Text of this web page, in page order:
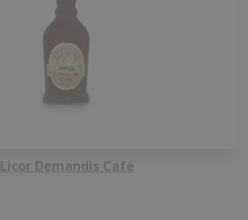
Licor Demandis Café